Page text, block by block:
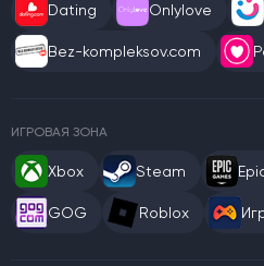
Dating Onlylove
Bez-kompleksov.com
ИГРОВАЯ ЗОНА
Xbox Steam
GOG Roblox